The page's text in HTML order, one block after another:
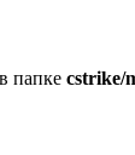
папке cstrike/